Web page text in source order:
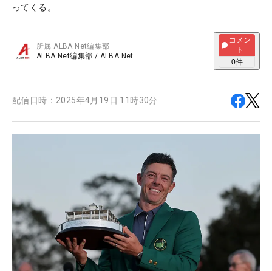
ってくる。
所属ALBA Net編集部
ALBA Net編集部 / ALBA Net
コメン
ト
0件
配信日時： 2025年4月19日 11時30分